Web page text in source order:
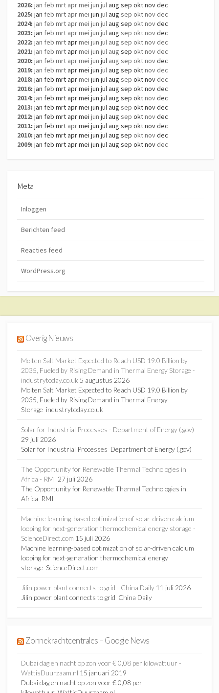
2026: jan feb mrt aprmei jun julaug sep oktnovdec
2025: jan feb mrt aprmei jun julaug sep oktnov dec
2024: jan feb mrt aprmei jun julaug sep oktnovdec
2023: jan feb mrt aprmei jun julaug sep oktnovdec
2022: jan feb mrtaprmei jun jul aug sep oktnov dec
2021: jan feb mrtaprmei jun jul aug sep oktnov dec
2020: jan feb mrt aprmei jun jul aug sep oktnovdec
2019: jan feb mrtaprmei jun julaug sep oktnov dec
2018: jan feb mrtaprmei jun julaug sep oktnov dec
2016: jan feb mrtaprmei jun julaug sep oktnovdec
2014: jan feb mrtaprmei jun julaug sep oktnovdec
2013: jan feb mrtaprmei jun julaug sep oktnovdec
2012: jan feb mrtaprmei jun julaug sep oktnovdec
2011: jan feb mrt aprmei jun julaug sep oktnovdec
2010: jan feb mrtaprmei jun julaug sep oktnovdec
2009: jan feb mrtaprmei jun julaug sep oktnov dec
Meta
Inloggen
Berichten feed
Reacties feed
WordPress.org
Overig Nieuws
Molten Salt Market Expected to Reach USD 19.0 Billion by
2035, Fueled by Rising Demand in Thermal Energy Storage -
industrytoday.co.uk 5 augustus 2026
Molten Salt Market Expected to Reach USD 19.0 Billion by
2035, Fueled by Rising Demand in Thermal Energy
Storage industrytoday.co.uk
Solar for Industrial Processes - Department of Energy (.gov)
29 juli 2026
Solar for Industrial Processes Department of Energy (.gov)
The Opportunity for Renewable Thermal Technologies in
Africa - RMI 27 juli 2026
The Opportunity for Renewable Thermal Technologies in
Africa RMI
Machine learning-based optimization of solar-driven calcium
looping for next-generation thermochemical energy storage -
ScienceDirect.com 15 juli 2026
Machine learning-based optimization of solar-driven calcium
looping for next-generation thermochemical energy
storage ScienceDirect.com
Jilin power plant connects to grid - China Daily 11 juli 2026
Jilin power plant connects to grid China Daily
Zonnekrachtcentrales – Google News
Dubai dag en nacht op zon voor € 0,08 per kilowattuur -
WattisDuurzaam.nl 15 januari 2019
Dubai dag en nacht op zon voor € 0,08 per